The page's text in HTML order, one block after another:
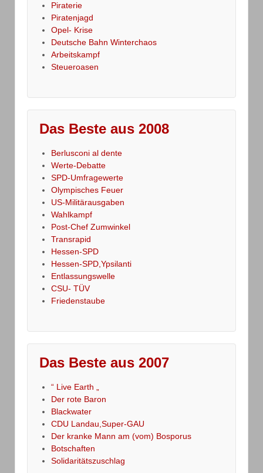
Piraterie
Piratenjagd
Opel- Krise
Deutsche Bahn Winterchaos
Arbeitskampf
Steueroasen
Das Beste aus 2008
Berlusconi al dente
Werte-Debatte
SPD-Umfragewerte
Olympisches Feuer
US-Militärausgaben
Wahlkampf
Post-Chef Zumwinkel
Transrapid
Hessen-SPD
Hessen-SPD,Ypsilanti
Entlassungswelle
CSU- TÜV
Friedenstaube
Das Beste aus 2007
“ Live Earth „
Der rote Baron
Blackwater
CDU Landau,Super-GAU
Der kranke Mann am (vom) Bosporus
Botschaften
Solidaritätszuschlag